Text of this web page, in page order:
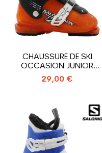
CHAUSSURE DE SKI
OCCASION JUNIOR
SALOMON T2_2
CROCHETS
29,00 €